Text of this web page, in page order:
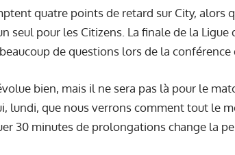
quatre points de retard sur City, alors
seul pour les Citizens. La finale de la Ligue
de questions lors de la conférence
bien, mais il ne sera pas là pour le
lundi, que nous verrons comment tout le
30 minutes de prolongations change la